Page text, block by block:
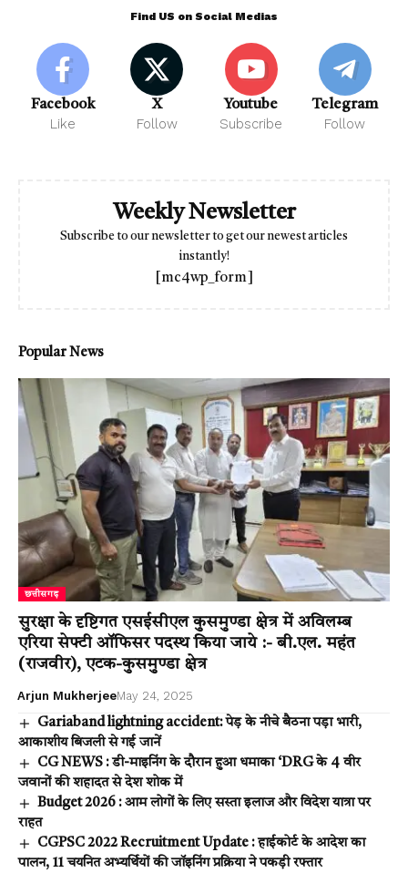
Find US on Social Medias
Facebook
Like
X
Follow
Youtube
Subscribe
Telegram
Follow
Weekly Newsletter
Subscribe to our newsletter to get our newest articles
instantly!
[mc4wp_form]
Popular News
छत्तीसगढ़
सुरक्षा के दृष्टिगत एसईसीएल कुसमुण्डा क्षेत्र में अविलम्ब
एरिया सेफ्टी ऑफिसर पदस्थ किया जाये :- बी.एल. महंत
(राजवीर), एटक-कुसमुण्डा क्षेत्र
Arjun MukherjeeMay 24, 2025
Gariaband lightning accident: पेड़ के नीचे बैठना पड़ा भारी,
आकाशीय बिजली से गई जानें
CG NEWS : डी-माइनिंग के दौरान हुआ धमाका ‘DRG के 4 वीर
जवानों की शहादत से देश शोक में
Budget 2026 : आम लोगों के लिए सस्ता इलाज और विदेश यात्रा पर
राहत
CGPSC 2022 Recruitment Update : हाईकोर्ट के आदेश का
पालन, 11 चयनित अभ्यर्थियों की जॉइनिंग प्रक्रिया ने पकड़ी रफ्तार